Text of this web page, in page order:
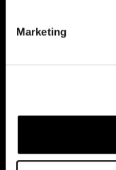
Marketing